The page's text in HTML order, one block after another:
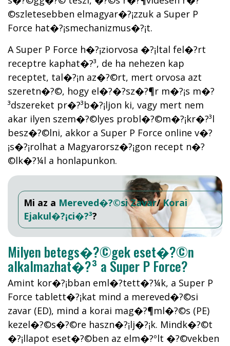
©szletesebben elmagyar�?¡zzuk a Super P
Force hat�?¡smechanizmus�?¡t.
A Super P Force h�?¡ziorvosa �?¡ltal fel�?­rt
receptre kaphat�?³, de ha nehezen kap
receptet, tal�?¡n az�?©rt, mert orvosa azt
szeretn�?©, hogy el�?�?sz�?¶r m�?¡s m�?
³dszereket pr�?³b�?¡ljon ki, vagy mert nem
akar ilyen szem�?©lyes probl�?©m�?¡kr�?³l
besz�?©lni, akkor a Super P Force online v�?
¡s�?¡rolhat a Magyarorsz�?¡gon recept n�?
©lk�?¼l a honlapunkon.
Mi az a Mereved�?©si Zavar/Korai
Ejakul�?¡ci�?³?
Milyen betegs�?©gek eset�?©n
alkalmazhat�?³ a Super P Force?
Amint kor�?¡bban eml�?­tett�?¼k, a Super P
Force tablett�?¡kat mind a mereved�?©si
zavar (ED), mind a korai mag�?¶ml�?©s (PE)
kezel�?©s�?©re haszn�?¡lj�?¡k. Mindk�?©t
�?¡llapot eset�?©ben az elm�?ºlt �?©vekben